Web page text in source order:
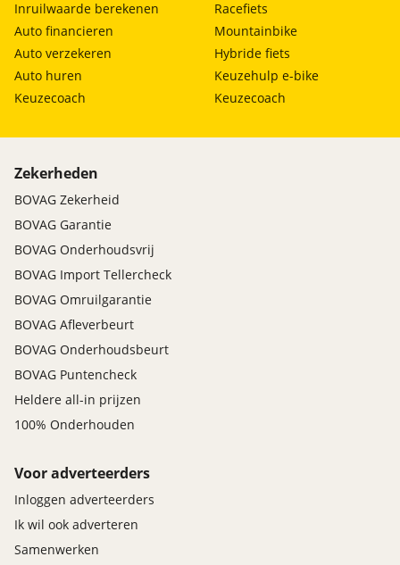
Inruilwaarde berekenen
Auto financieren
Auto verzekeren
Auto huren
Keuzecoach
Racefiets
Mountainbike
Hybride fiets
Keuzehulp e-bike
Keuzecoach
Zekerheden
BOVAG Zekerheid
BOVAG Garantie
BOVAG Onderhoudsvrij
BOVAG Import Tellercheck
BOVAG Omruilgarantie
BOVAG Afleverbeurt
BOVAG Onderhoudsbeurt
BOVAG Puntencheck
Heldere all-in prijzen
100% Onderhouden
Voor adverteerders
Inloggen adverteerders
Ik wil ook adverteren
Samenwerken